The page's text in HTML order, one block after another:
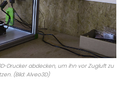
Drucker abdecken, um ihn vor Zugluft zu
(Bild: Alveo3D)